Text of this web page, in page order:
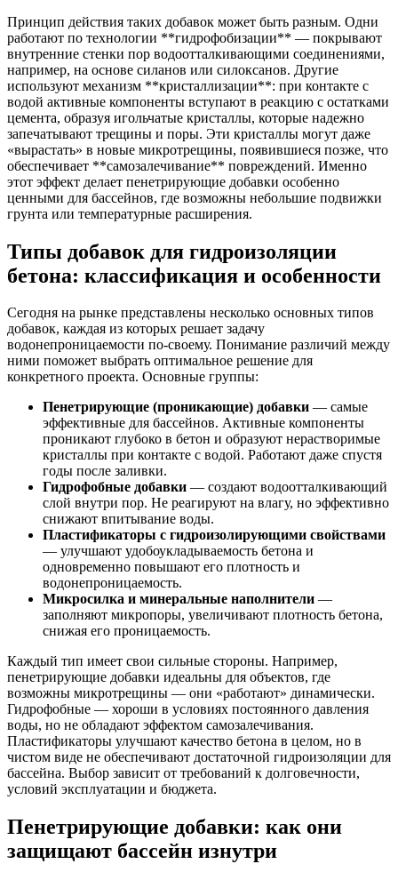
Принцип действия таких добавок может быть разным. Одни
работают по технологии **гидрофобизации** — покрывают
внутренние стенки пор водоотталкивающими соединениями,
например, на основе силанов или силоксанов. Другие
используют механизм **кристаллизации**: при контакте с
водой активные компоненты вступают в реакцию с остатками
цемента, образуя игольчатые кристаллы, которые надежно
запечатывают трещины и поры. Эти кристаллы могут даже
«вырастать» в новые микротрещины, появившиеся позже, что
обеспечивает **самозалечивание** повреждений. Именно
этот эффект делает пенетрирующие добавки особенно
ценными для бассейнов, где возможны небольшие подвижки
грунта или температурные расширения.
Типы добавок для гидроизоляции
бетона: классификация и особенности
Сегодня на рынке представлены несколько основных типов
добавок, каждая из которых решает задачу
водонепроницаемости по-своему. Понимание различий между
ними поможет выбрать оптимальное решение для
конкретного проекта. Основные группы:
Пенетрирующие (проникающие) добавки — самые
эффективные для бассейнов. Активные компоненты
проникают глубоко в бетон и образуют нерастворимые
кристаллы при контакте с водой. Работают даже спустя
годы после заливки.
Гидрофобные добавки — создают водоотталкивающий
слой внутри пор. Не реагируют на влагу, но эффективно
снижают впитывание воды.
Пластификаторы с гидроизолирующими свойствами
— улучшают удобоукладываемость бетона и
одновременно повышают его плотность и
водонепроницаемость.
Микросилка и минеральные наполнители —
заполняют микропоры, увеличивают плотность бетона,
снижая его проницаемость.
Каждый тип имеет свои сильные стороны. Например,
пенетрирующие добавки идеальны для объектов, где
возможны микротрещины — они «работают» динамически.
Гидрофобные — хороши в условиях постоянного давления
воды, но не обладают эффектом самозалечивания.
Пластификаторы улучшают качество бетона в целом, но в
чистом виде не обеспечивают достаточной гидроизоляции для
бассейна. Выбор зависит от требований к долговечности,
условий эксплуатации и бюджета.
Пенетрирующие добавки: как они
защищают бассейн изнутри